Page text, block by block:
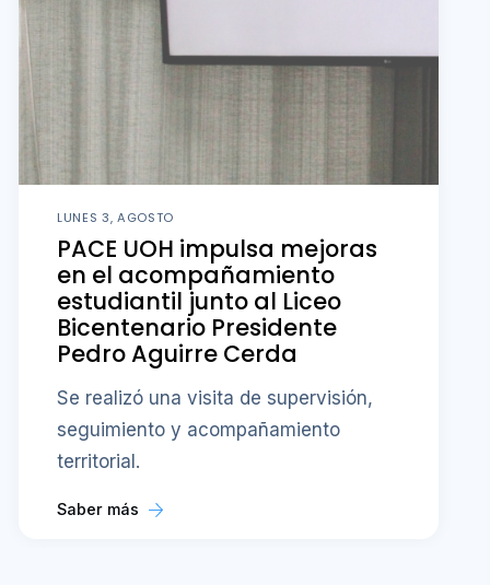
LUNES 3, AGOSTO
PACE UOH impulsa mejoras
en el acompañamiento
estudiantil junto al Liceo
Bicentenario Presidente
Pedro Aguirre Cerda
Se realizó una visita de supervisión,
seguimiento y acompañamiento
territorial.
Saber más